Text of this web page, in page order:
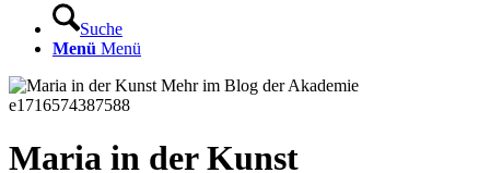
Suche
Menü Menü
Maria in der Kunst